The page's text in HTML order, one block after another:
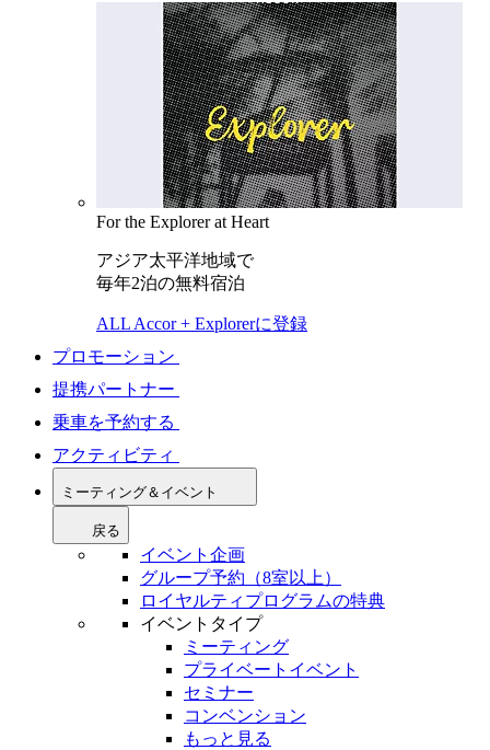
For the Explorer at Heart
アジア太平洋地域で
毎年2泊の無料宿泊
ALL Accor + Explorerに登録
プロモーション
提携パートナー
乗車を予約する
アクティビティ
ミーティング＆イベント
戻る
イベント企画
グループ予約（8室以上）
ロイヤルティプログラムの特典
イベントタイプ
ミーティング
プライベートイベント
セミナー
コンベンション
もっと見る